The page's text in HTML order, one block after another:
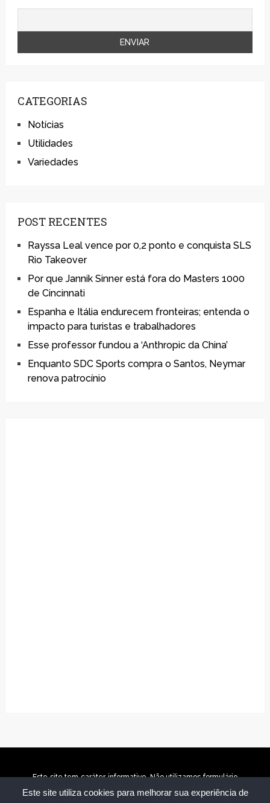
Este site utiliza cookies para melhorar sua experiência de
CATEGORIAS
Notícias
Utilidades
Variedades
POST RECENTES
Rayssa Leal vence por 0,2 ponto e conquista SLS
Rio Takeover
Por que Jannik Sinner está fora do Masters 1000
de Cincinnati
Espanha e Itália endurecem fronteiras; entenda o
impacto para turistas e trabalhadores
Esse professor fundou a ‘Anthropic da China’
Enquanto SDC Sports compra o Santos, Neymar
renova patrocínio
Este site tem caráter informativo. Não utilizamos formulário
para coletar dado pessoal. Não representamos e não
temos relação com nenhuma empresa ou programa citado